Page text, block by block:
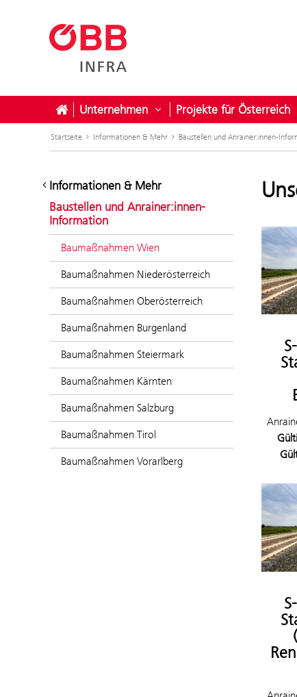
Unternehmen Untermenü öffnen für
Projekte für Österreich
Startseite Informationen & Mehr Baustellen und Anrainer:innen-
Informationen & Mehr
Baustellen und Anrainer:innen-
Information
Baumaßnahmen Wien
Baumaßnahmen Niederösterreich
Baumaßnahmen Oberösterreich
Baumaßnahmen Burgenland
Baumaßnahmen Steiermark
Baumaßnahmen Kärnten
Baumaßnahmen Salzburg
Baumaßnahmen Tirol
Baumaßnahmen Vorarlberg